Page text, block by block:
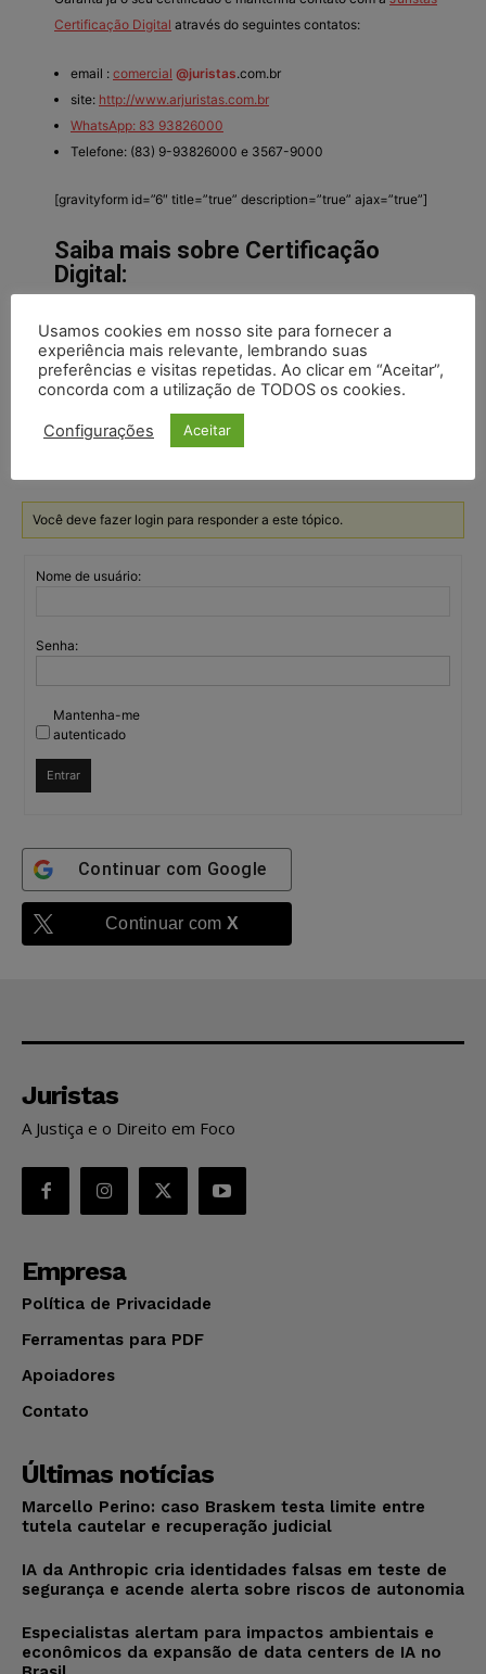
Certificação Digital através do seguintes contatos:
email : comercial @juristas.com.br
site: http://www.arjuristas.com.br
WhatsApp: 83 93826000
Telefone: (83) 9-93826000 e 3567-9000
[gravityform id=”6″ title=”true” description=”true” ajax=”true”]
Saiba mais sobre Certificação
Digital:
Certificação Digital será obrigatória para empresas e MEI
Fake news podem ser evitadas com certificado digital
Entenda a importância da certificação digital para exercício
Hospital de Brasília adere à certificação digital ICP-Brasil
Você deve fazer login para responder a este tópico.
Nome de usuário:
Senha:
Mantenha-me
autenticado
Entrar
Continuar com Google
Continuar com X
Juristas
A Justiça e o Direito em Foco
Empresa
Política de Privacidade
Ferramentas para PDF
Apoiadores
Contato
Últimas notícias
Marcello Perino: caso Braskem testa limite entre
tutela cautelar e recuperação judicial
IA da Anthropic cria identidades falsas em teste de
segurança e acende alerta sobre riscos de autonomia
Especialistas alertam para impactos ambientais e
econômicos da expansão de data centers de IA no
Usamos cookies em nosso site para fornecer a
experiência mais relevante, lembrando suas
preferências e visitas repetidas. Ao clicar em “Aceitar”,
concorda com a utilização de TODOS os cookies.
Configurações Aceitar